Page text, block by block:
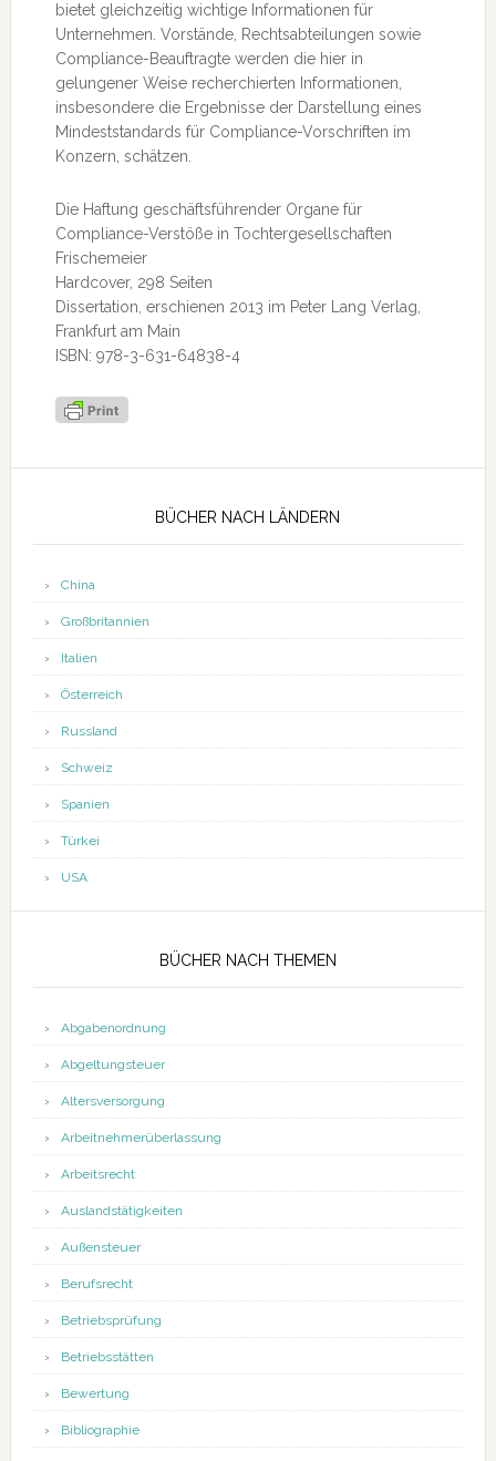
bietet gleichzeitig wichtige Informationen für
Unternehmen. Vorstände, Rechtsabteilungen sowie
Compliance-Beauftragte werden die hier in
gelungener Weise recherchierten Informationen,
insbesondere die Ergebnisse der Darstellung eines
Mindeststandards für Compliance-Vorschriften im
Konzern, schätzen.
Die Haftung geschäftsführender Organe für
Compliance-Verstöße in Tochtergesellschaften
Frischemeier
Hardcover, 298 Seiten
Dissertation, erschienen 2013 im Peter Lang Verlag,
Frankfurt am Main
ISBN: 978-3-631-64838-4
BÜCHER NACH LÄNDERN
China
Großbritannien
Italien
Österreich
Russland
Schweiz
Spanien
Türkei
USA
BÜCHER NACH THEMEN
Abgabenordnung
Abgeltungsteuer
Altersversorgung
Arbeitnehmerüberlassung
Arbeitsrecht
Auslandstätigkeiten
Außensteuer
Berufsrecht
Betriebsprüfung
Betriebsstätten
Bewertung
Bibliographie